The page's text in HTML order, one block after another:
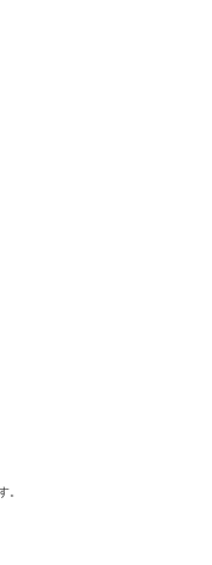
。